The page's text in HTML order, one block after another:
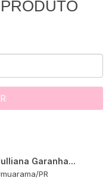
Garanha...
/PR